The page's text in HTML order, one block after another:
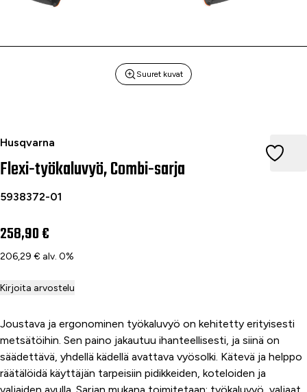
Suuret kuvat
Husqvarna
Flexi-työkaluvyö, Combi-sarja
Flexi-työkaluvyö, Combi-sarja
5938372-01
258,90 €
206,29 € alv. 0%
Kirjoita arvostelu
Joustava ja ergonominen työkaluvyö on kehitetty erityisesti
metsätöihin. Sen paino jakautuu ihanteellisesti, ja siinä on
säädettävä, yhdellä kädellä avattava vyösolki. Kätevä ja helppo
räätälöidä käyttäjän tarpeisiin pidikkeiden, koteloiden ja